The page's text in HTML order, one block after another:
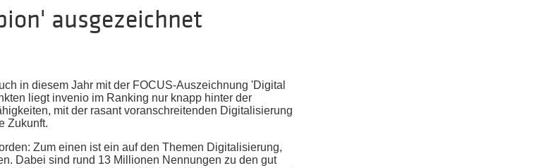
ausgezeichnet
in diesem Jahr mit der FOCUS-Auszeichnung 'Digital
liegt invenio im Ranking nur knapp hinter der
mit der rasant voranschreitenden Digitalisierung
Zukunft.
Zum einen ist ein auf den Themen Digitalisierung,
Dabei sind rund 13 Millionen Nennungen zu den gut